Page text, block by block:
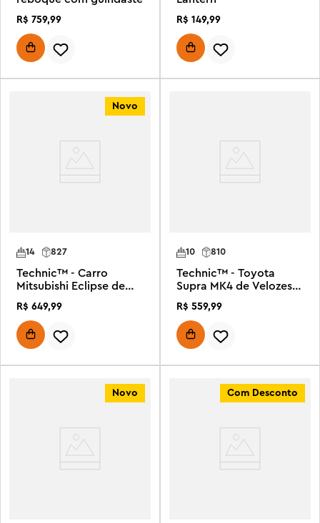
R$ 759,99 R$ 149,99
Novo
827
14
Technic™ - Carro
Mitsubishi Eclipse de
R$ 649,99
810
10
Technic™ - Toyota
Supra MK4 de Velozes e
R$ 559,99
Novo Com Desconto